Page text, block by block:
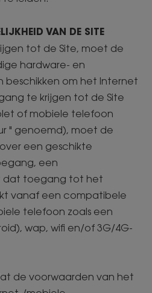
VAN DE SITE
tot de Site, moet de
hardware- en
beschikken om het Internet
te krijgen tot de Site
of mobiele telefoon
" genoemd), moet de
een geschikte
een
dat toegang tot het
vanaf een compatibele
telefoon zoals een
wap, wifi en/of 3G/4G-
de voorwaarden van het